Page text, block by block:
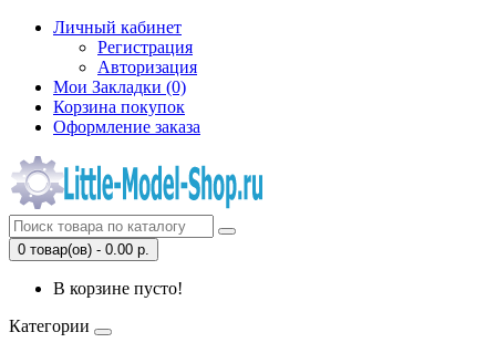
Личный кабинет
Регистрация
Авторизация
Мои Закладки (0)
Корзина покупок
Оформление заказа
0 товар(ов) - 0.00 р.
В корзине пусто!
Категории